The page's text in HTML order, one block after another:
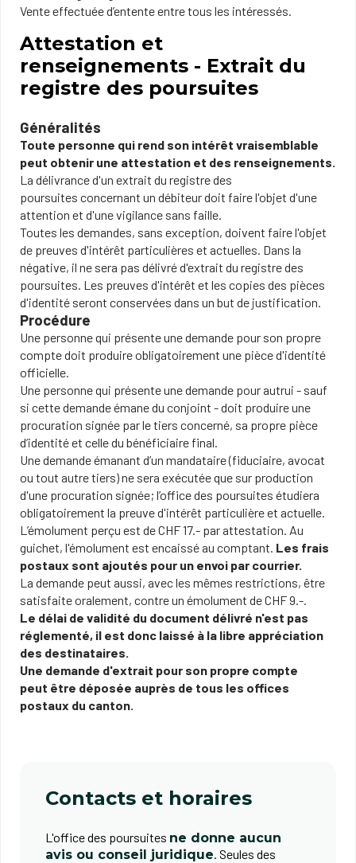
Vente effectuée d’entente entre tous les intéressés.
Attestation et
renseignements - Extrait du
registre des poursuites
Généralités
Toute personne qui rend son intérêt vraisemblable
peut obtenir une attestation et des renseignements.
La délivrance d'un extrait du registre des
poursuites concernant un débiteur doit faire l'objet d'une
attention et d'une vigilance sans faille.
Toutes les demandes, sans exception, doivent faire l'objet
de preuves d'intérêt particulières et actuelles. Dans la
négative, il ne sera pas délivré d'extrait du registre des
poursuites. Les preuves d'intérêt et les copies des pièces
d'identité seront conservées dans un but de justification.
Procédure
Une personne qui présente une demande pour son propre
compte doit produire obligatoirement une pièce d'identité
officielle.
Une personne qui présente une demande pour autrui - sauf
si cette demande émane du conjoint - doit produire une
procuration signée par le tiers concerné, sa propre pièce
d’identité et celle du bénéficiaire final.
Une demande émanant d’un mandataire (fiduciaire, avocat
ou tout autre tiers) ne sera exécutée que sur production
d'une procuration signée; l’office des poursuites ​étudiera
obligatoirement la preuve d'intérêt particulière et actuelle.
L’émolument perçu est de CHF 17.- par attestation. Au
guichet, l'émolument est encaissé au comptant. Les frais
postaux sont ajoutés pour un envoi par courrier.
La demande peut aussi, avec les mêmes restrictions, être
satisfaite oralement, contre un émolument de CHF 9.-.
Le délai de validité du document délivré n'est pas
réglementé, il est donc laissé à la libre appréciation
des destinataires. ​
Une demande d'extrait pour son propre compte
peut être déposée auprès de tous les offices
postaux du canton.
Contacts et horaires
L'office des poursuites ne donne aucun
avis ou conseil juridique. Seules des